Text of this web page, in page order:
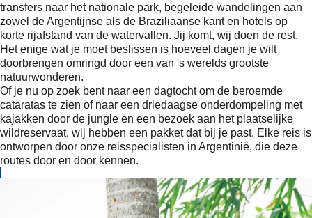
transfers naar het nationale park, begeleide wandelingen aan
zowel de Argentijnse als de Braziliaanse kant en hotels op
korte rijafstand van de watervallen. Jij komt, wij doen de rest.
Het enige wat je moet beslissen is hoeveel dagen je wilt
doorbrengen omringd door een van 's werelds grootste
natuurwonderen.
Of je nu op zoek bent naar een dagtocht om de beroemde
cataratas te zien of naar een driedaagse onderdompeling met
kajakken door de jungle en een bezoek aan het plaatselijke
wildreservaat, wij hebben een pakket dat bij je past. Elke reis is
ontworpen door onze reisspecialisten in Argentinië, die deze
routes door en door kennen.